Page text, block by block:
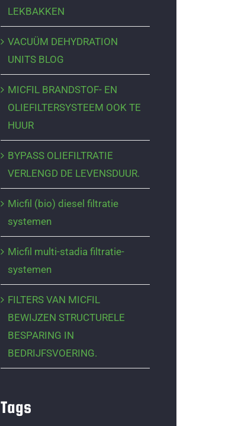
LEKBAKKEN
VACUÜM DEHYDRATION
UNITS BLOG
MICFIL BRANDSTOF- EN
OLIEFILTERSYSTEEM OOK TE
HUUR
BYPASS OLIEFILTRATIE
VERLENGD DE LEVENSDUUR.
Micfil (bio) diesel filtratie
systemen
Micfil multi-stadia filtratie-
systemen
FILTERS VAN MICFIL
BEWIJZEN STRUCTURELE
BESPARING IN
BEDRIJFSVOERING.
Tags